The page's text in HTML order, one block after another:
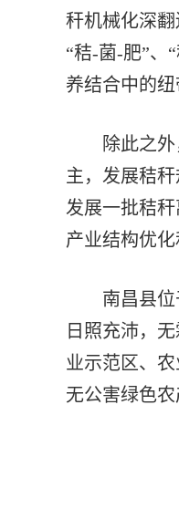
秆机械化深
“秸-菌-肥”、
养结合中的
除此之外，
主，发展秸
发展一批秸
产业结构优化
南昌县位于
日照充沛，
业示范区、
无公害绿色